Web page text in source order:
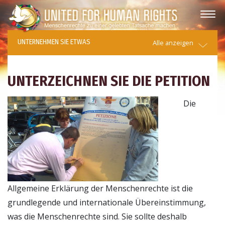
UNTERNEHMEN SIE ETWAS Alle anzeigen
UNTERZEICHNEN SIE DIE PETITION
Die
Allgemeine Erklärung der Menschenrechte ist die
grundlegende und internationale Übereinstimmung,
was die Menschenrechte sind. Sie sollte deshalb